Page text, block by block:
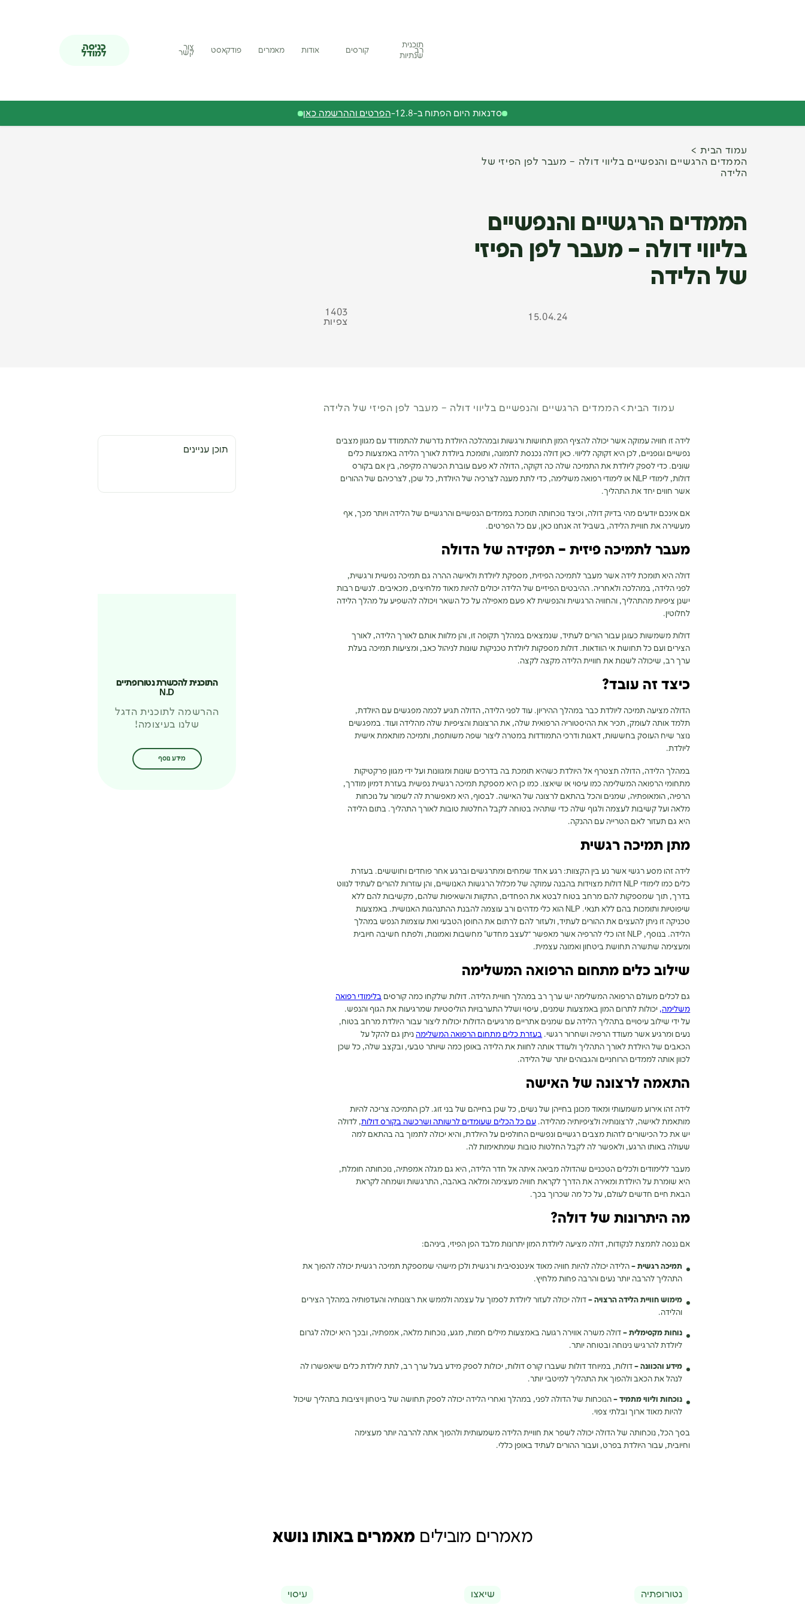
תוכנית
רב
שנתיות
קורסים אודות מאמרים פודקאסט צור
קשר
כניסה
למודל
סדנאות היום הפתוח ב-12.8- הפרטים וההרשמה כאן
עמוד הבית
הממדים הרגשיים והנפשיים בליווי דולה – מעבר לפן הפיזי של
הלידה
הממדים הרגשיים והנפשיים
בליווי דולה – מעבר לפן הפיזי
של הלידה
15.04.24
1403
צפיות
עמוד הבית הממדים הרגשיים והנפשיים בליווי דולה – מעבר לפן הפיזי של הלידה
לידה זו חוויה עמוקה אשר יכולה להציף המון תחושות ורגשות ובמהלכה היולדת נדרשת להתמודד עם מגוון מצבים
נפשיים וגופניים, לכן היא זקוקה לליווי. כאן דולה נכנסת לתמונה, ותומכת ביולדת לאורך הלידה באמצעות כלים
שונים. כדי לספק ליולדת את התמיכה שלה כה זקוקה, הדולה לא פעם עוברת הכשרה מקיפה, בין אם בקורס
דולות, לימודי NLP או לימודי רפואה משלימה, כדי לתת מענה לצרכיה של היולדת, כל שכן, לצרכיהם של ההורים
אשר חווים יחד את התהליך.
אם אינכם יודעים מהי בדיוק דולה, וכיצד נוכחותה תומכת בממדים הנפשיים והרגשיים של הלידה ויותר מכך, אף
מעשירה את חוויית הלידה, בשביל זה אנחנו כאן, עם כל הפרטים.
מעבר לתמיכה פיזית – תפקידה של הדולה
דולה היא תומכת לידה אשר מעבר לתמיכה הפיזית, מספקת ליולדת ולאישה ההרה גם תמיכה נפשית ורגשית,
לפני הלידה, במהלכה ולאחריה. ההיבטים הפיזיים של הלידה יכולים להיות מאוד מלחיצים, מכאיבים. לנשים רבות
ישנן ציפיות מהתהליך, והחוויה הרגשית והנפשית לא פעם מאפילה על כל השאר ויכולה להשפיע על מהלך הלידה
לחלוטין.
דולות משמשות כעוגן עבור הורים לעתיד, שנמצאים במהלך תקופה זו, והן מלוות אותם לאורך הלידה, לאורך
הצירים ועם כל תחושת אי הוודאות. דולות מספקות ליולדת טכניקות שונות לניהול כאב, ומציעות תמיכה בעלת
ערך רב, שיכולה לשנות את חוויית הלידה מקצה לקצה.
כיצד זה עובד?
הדולה מציעה תמיכה ליולדת כבר במהלך ההיריון. עוד לפני הלידה, הדולה תגיע לכמה מפגשים עם היולדת,
תלמד אותה לעומק, תכיר את ההיסטוריה הרפואית שלה, את הרצונות והציפיות שלה מהלידה ועוד. במפגשים
נוצר שיח העוסק בחששות, דאגות ודרכי התמודדות במטרה ליצור שפה משותפת, ותמיכה מותאמת אישית
ליולדת.
במהלך הלידה, הדולה תצטרף אל היולדת כשהיא תומכת בה בדרכים שונות ומגוונות ועל ידי מגוון פרקטיקות
מתחומי הרפואה המשלימה כמו עיסוי או שיאצו. כמו כן היא מספקת תמיכה רגשית נפשית בעזרת דמיון מודרך,
הרפיה, הומאופתיה, שמנים והכל בהתאם לרצונה של האישה. לבסוף, היא מאפשרת לה לשמור על נוכחות
מלאה ועל קשיבות לעצמה ולגוף שלה כדי שתהיה בטוחה לקבל החלטות טובות לאורך התהליך. בתום הלידה
היא גם תעזור לאם הטרייה עם ההנקה.
מתן תמיכה רגשית
לידה זהו מסע רגשי אשר נע בין הקצוות: רגע אחד שמחים ומתרגשים וברגע אחר פוחדים וחוששים. בעזרת
כלים כמו לימודי NLP דולות מצוידות בהבנה עמוקה של מכלול הרגשות האנושיים, והן עוזרות להורים לעתיד לנווט
בדרך, תוך שמספקות להם מרחב בטוח לבטא את הפחדים, התקוות והשאיפות שלהם, מקשיבות להם ללא
שיפוטיות ותומכות בהם ללא תנאי. NLP הוא כלי מדהים ורב עוצמה להבנת ההתנהגות האנושית. באמצעות
טכניקה זו ניתן להעצים את ההורים לעתיד, ולעזור להם לרתום את החוסן הטבעי ואת עוצמות הנפש במהלך
הלידה. בנוסף, NLP זהו כלי להרפיה אשר מאפשר “לעצב מחדש” מחשבות ואמונות, ולפתח חשיבה חיובית
ומעצימה שתשרה תחושת ביטחון ואמונה עצמית.
שילוב כלים מתחום הרפואה המשלימה
גם לכלים מעולם הרפואה המשלימה יש ערך רב במהלך חוויית הלידה. דולות שלקחו כמה קורסים בלימודי רפואה
משלימה, יכולות לתרום המון באמצעות שמנים, עיסוי ושלל התערבויות הוליסטיות שמרגיעות את הגוף והנפש.
על ידי שילוב עיסויים בתהליך הלידה עם שמנים אתריים מרגיעים הדולות יכולות ליצור עבור היולדת מרחב בטוח,
נעים ומרגיע אשר מעודד הרפיה ושחרור רגשי. בעזרת כלים מתחום הרפואה המשלימה ניתן גם להקל על
הכאבים של היולדת לאורך התהליך ולעודד אותה לחוות את הלידה באופן כמה שיותר טבעי, ובקצב שלה, כל שכן
לכוון אותה לממדים הרוחניים והגבוהים יותר של הלידה.
התאמה לרצונה של האישה
לידה זהו אירוע משמעותי ומאוד מכונן בחייהן של נשים, כל שכן בחייהם של בני זוג. לכן התמיכה צריכה להיות
מותאמת לאישה, לרצונותיה ולציפיותיה מהלידה. עם כל הכלים שעומדים לרשותה ושרכשה בקורס דולות, לדולה
יש את כל הכישורים לזהות מצבים רגשיים ונפשיים החולפים על היולדת, והיא יכולה לתמוך בה בהתאם למה
שעולה באותו הרגע, ולאפשר לה לקבל החלטות טובות שמתאימות לה.
מעבר ללימודים ולכלים הטכניים שהדולה מביאה איתה אל חדר הלידה, היא גם מגלה אמפתיה, נוכחותה חומלת,
היא שומרת על היולדת ומאירה את הדרך לקראת חוויה מעצימה ומלאה באהבה, התרגשות ושמחה לקראת
הבאת חיים חדשים לעולם, על כל מה שכרוך בכך.
מה היתרונות של דולה?
אם ננסה לתמצת לנקודות, דולה מציעה ליולדת המון יתרונות מלבד הפן הפיזי, ביניהם:
תמיכה רגשית – הלידה יכולה להיות חוויה מאוד אינטנסיבית ורגשית ולכן מישהי שמספקת תמיכה רגשית יכולה להפוך את
התהליך להרבה יותר נעים והרבה פחות מלחיץ.
מימוש חוויית הלידה הרצויה – דולה יכולה לעזור ליולדת לסמוך על עצמה ולממש את רצונותיה והעדפותיה במהלך הצירים
והלידה.
נוחות מקסימלית – דולה משרה אווירה רגועה באמצעות מילים חמות, מגע, נוכחות מלאה, אמפתיה, ובכך היא יכולה לגרום
ליולדת להרגיש נינוחה ובטוחה יותר.
מידע והכוונה – דולות, במיוחד דולות שעברו קורס דולות, יכולות לספק מידע בעל ערך רב, לתת ליולדת כלים שיאפשרו לה
לנהל את הכאב ולהפוך את התהליך למיטבי יותר.
נוכחות וליווי מתמיד – הנוכחות של הדולה לפני, במהלך ואחרי הלידה יכולה לספק תחושה של ביטחון ויציבות בתהליך שיכול
להיות מאוד ארוך ובלתי צפוי.
בסך הכל, נוכחותה של הדולה יכולה לשפר את חוויית הלידה משמעותית ולהפוך אתה להרבה יותר מעצימה
וחיובית, עבור היולדת בפרט, ועבור ההורים לעתיד באופן כללי.
תוכן עניינים
התוכנית להכשרת נטורופתיים
N.D
ההרשמה לתוכנית הדגל
שלנו בעיצומה!
מידע נוסף
מאמרים מובילים מאמרים באותו נושא
נטורופתיה שיאצו עיסוי